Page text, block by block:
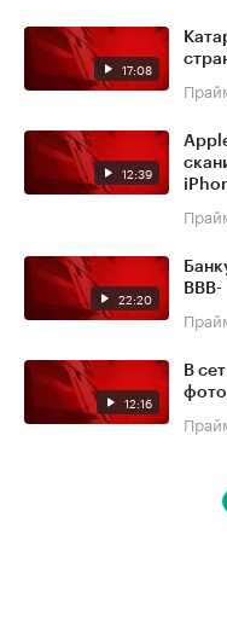
17:08
12:39
22:20
BBB-
12:16
В